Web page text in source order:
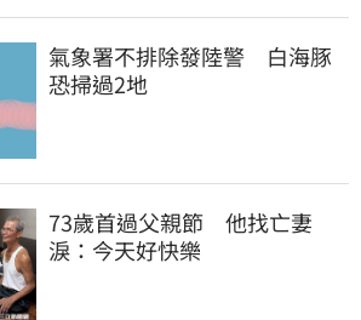
氣象署不排除發陸警　白海豚
恐掃過2地
73歲首過父親節　他找亡妻
淚：今天好快樂